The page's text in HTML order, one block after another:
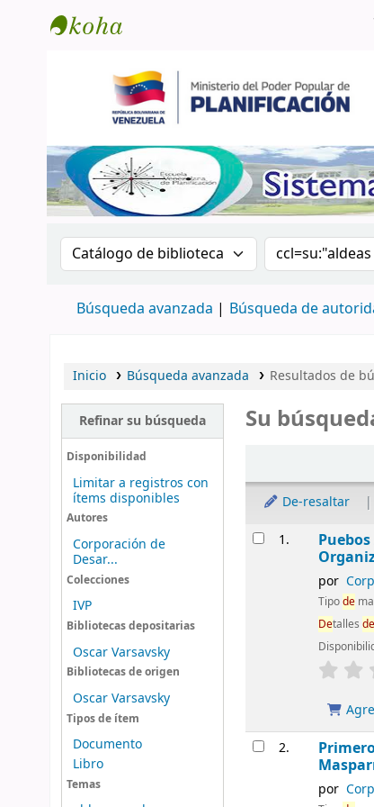
Buscar en el catálogo por:Buscar en el
Búsqueda avanzada Búsqueda de
Inicio Búsqueda avanzada Resultados de
Refinar su búsqueda
Disponibilidad
Limitar a registros con
ítems disponibles
Autores
Corporación de
Desar...
Colecciones
IVP
Bibliotecas depositarias
Oscar Varsavsky
Bibliotecas de origen
Oscar Varsavsky
Tipos de ítem
Documento
Libro
Temas
Su
De-resaltar
Resultados
1.
por
Tipode
Detallesde
2.
por